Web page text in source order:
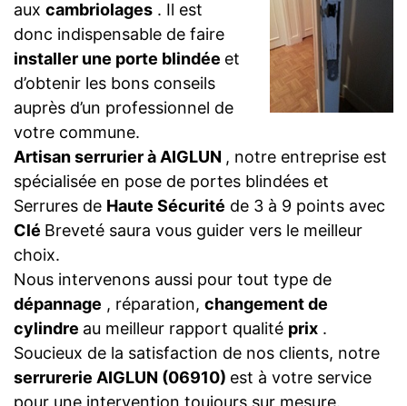
aux cambriolages . Il est
donc indispensable de faire
installer une porte blindée et
d’obtenir les bons conseils
auprès d’un professionnel de
votre commune.
Artisan serrurier à AIGLUN , notre entreprise est
spécialisée en pose de portes blindées et
Serrures de Haute Sécurité de 3 à 9 points avec
Clé Breveté saura vous guider vers le meilleur
choix.
Nous intervenons aussi pour tout type de
dépannage , réparation, changement de
cylindre au meilleur rapport qualité prix .
Soucieux de la satisfaction de nos clients, notre
serrurerie AIGLUN (06910) est à votre service
pour une intervention toujours sur mesure.